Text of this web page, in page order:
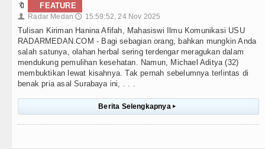
🔖 FEATURE
👤 Radar Medan 🕔 15:59:52, 24 Nov 2025
Tulisan Kiriman Hanina Afifah, Mahasiswi Ilmu Komunikasi USU
RADARMEDAN.COM - Bagi sebagian orang, bahkan mungkin Anda
salah satunya, olahan herbal sering terdengar meragukan dalam
mendukung pemulihan kesehatan. Namun, Michael Aditya (32)
membuktikan lewat kisahnya. Tak pernah sebelumnya terlintas di
benak pria asal Surabaya ini, . . .
Berita Selengkapnya ▸